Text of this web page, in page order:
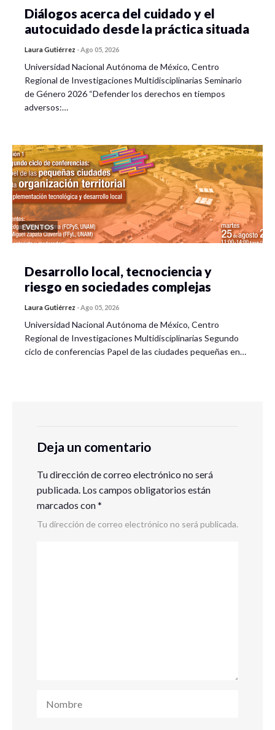
Diálogos acerca del cuidado y el
autocuidado desde la práctica situada
Laura Gutiérrez -Ago 05, 2026
Universidad Nacional Autónoma de México, Centro
Regional de Investigaciones Multidisciplinarias Seminario
de Género 2026 “Defender los derechos en tiempos
adversos:…
EVENTOS
Desarrollo local, tecnociencia y
riesgo en sociedades complejas
Laura Gutiérrez -Ago 05, 2026
Universidad Nacional Autónoma de México, Centro
Regional de Investigaciones Multidisciplinarias Segundo
ciclo de conferencias Papel de las ciudades pequeñas en…
Deja un comentario
Tu dirección de correo electrónico no será
publicada. Los campos obligatorios están
marcados con*
Tu dirección de correo electrónico no será publicada.